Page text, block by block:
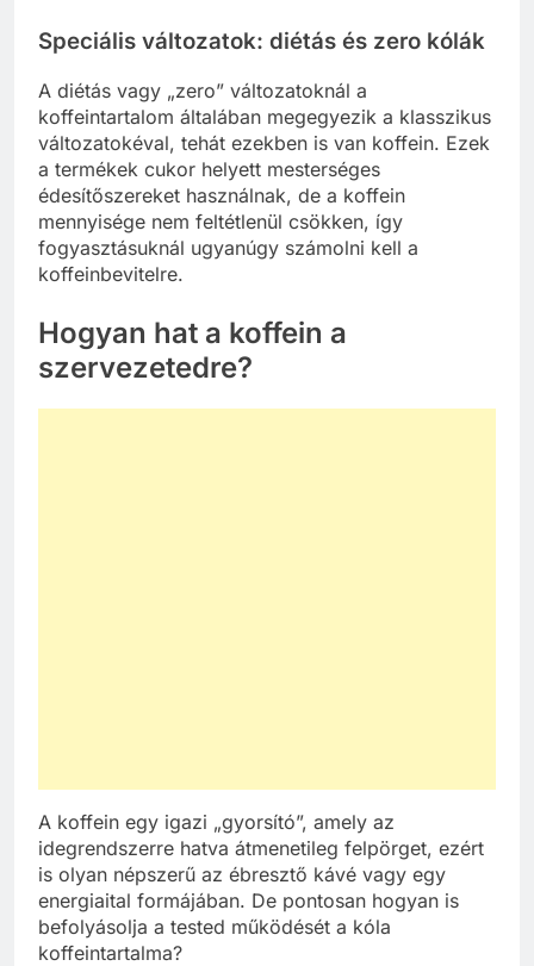
Speciális változatok: diétás és zero kólák
A diétás vagy „zero” változatoknál a
koffeintartalom általában megegyezik a klasszikus
változatokéval, tehát ezekben is van koffein. Ezek
a termékek cukor helyett mesterséges
édesítőszereket használnak, de a koffein
mennyisége nem feltétlenül csökken, így
fogyasztásuknál ugyanúgy számolni kell a
koffeinbevitelre.
Hogyan hat a koffein a
szervezetedre?
A koffein egy igazi „gyorsító”, amely az
idegrendszerre hatva átmenetileg felpörget, ezért
is olyan népszerű az ébresztő kávé vagy egy
energiaital formájában. De pontosan hogyan is
befolyásolja a tested működését a kóla
koffeintartalma?